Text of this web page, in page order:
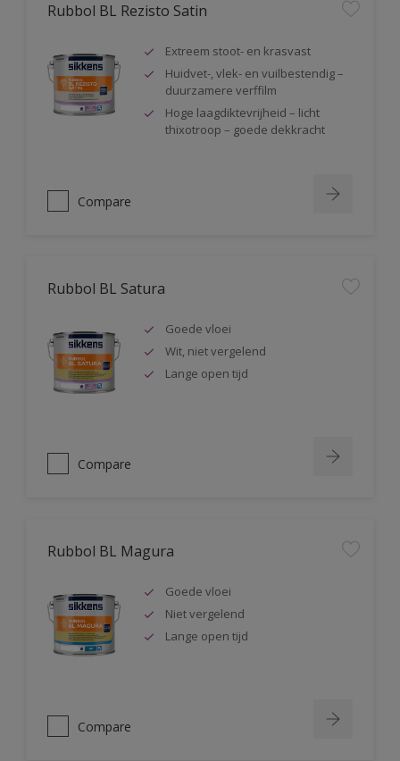
Rubbol BL Rezisto Satin
Extreem stoot- en krasvast
Huidvet-, vlek- en vuilbestendig –
duurzamere verffilm
Hoge laagdiktevrijheid – licht
thixotroop – goede dekkracht
Compare
Rubbol BL Satura
Goede vloei
Wit, niet vergelend
Lange open tijd
Compare
Rubbol BL Magura
Goede vloei
Niet vergelend
Lange open tijd
Compare